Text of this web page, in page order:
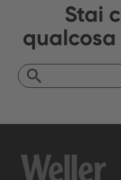
Stai
qualcosa